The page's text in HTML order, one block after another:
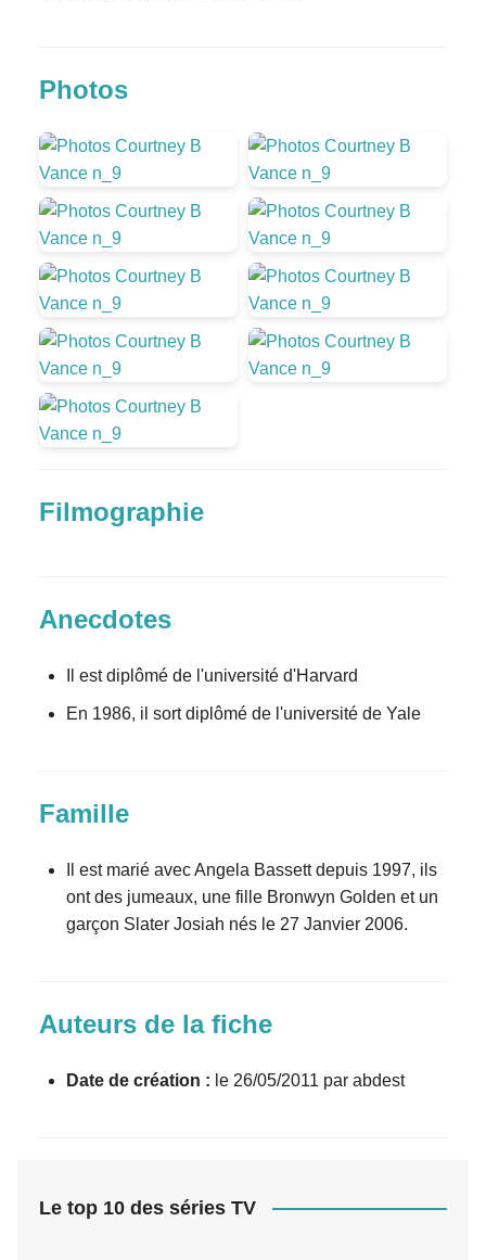
Photos
Filmographie
Anecdotes
Il est diplômé de l'université d'Harvard
En 1986, il sort diplômé de l'université de Yale
Famille
Il est marié avec Angela Bassett depuis 1997, ils
ont des jumeaux, une fille Bronwyn Golden et un
garçon Slater Josiah nés le 27 Janvier 2006.
Auteurs de la fiche
Date de création : le 26/05/2011 par abdest
Le top 10 des séries TV